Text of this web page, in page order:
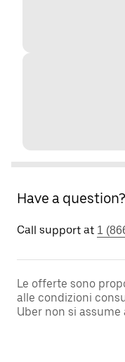
Have a question?
Call support at 1
Le offerte sono
alle condizioni
Uber non si